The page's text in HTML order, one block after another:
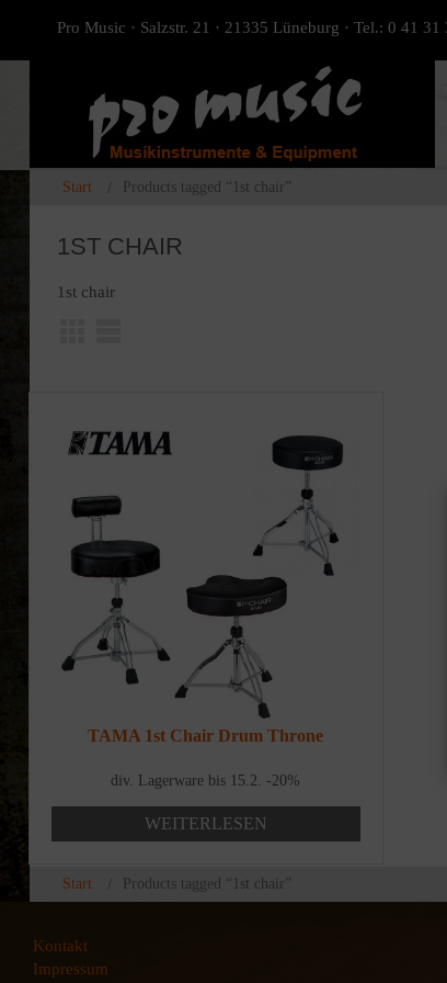
Pro Music · Salzstr. 21 · 21335 Lüneburg · Tel.: 0 41 31
Start Products tagged “1st chair”
1ST CHAIR
1st chair
TAMA 1st Chair Drum Throne
div. Lagerware bis 15.2. -20%
WEITERLESEN
Start Products tagged “1st chair”
Kontakt
Impressum